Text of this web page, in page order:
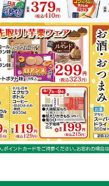
も肉
う
がございます。